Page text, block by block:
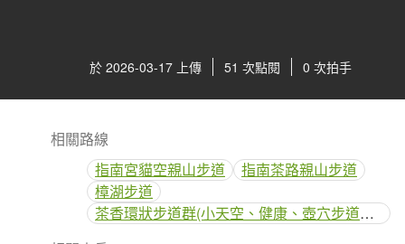
於 2026-03-17 上傳 51 次點閱 0 次拍手
相關路線
指南宮貓空親山步道
指南茶路親山步道
樟湖步道
茶香環狀步道群(小天空、健康、壺穴步道、茶展中心步道)